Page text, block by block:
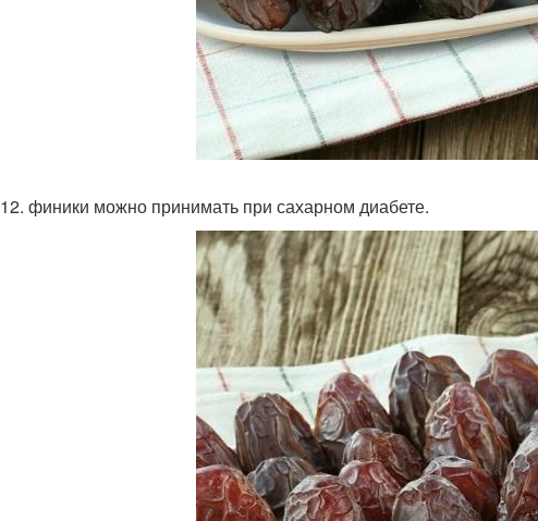
12. финики можно принимать при сахарном диабете.